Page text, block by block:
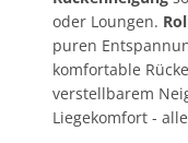
oder Loungen.
puren
komfortable
verstellbarem
Liegekomfort -